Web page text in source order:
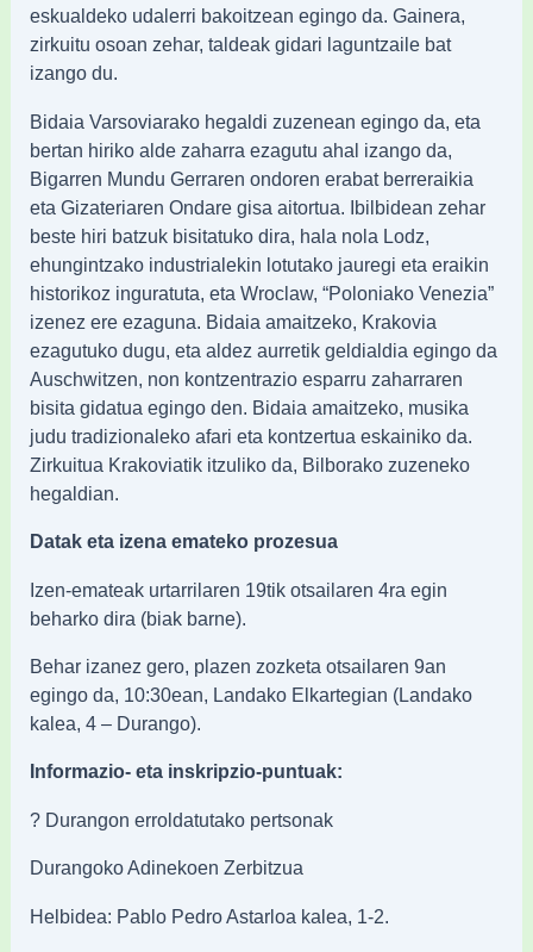
eskualdeko udalerri bakoitzean egingo da. Gainera,
zirkuitu osoan zehar, taldeak gidari laguntzaile bat
izango du.
Bidaia Varsoviarako hegaldi zuzenean egingo da, eta
bertan hiriko alde zaharra ezagutu ahal izango da,
Bigarren Mundu Gerraren ondoren erabat berreraikia
eta Gizateriaren Ondare gisa aitortua. Ibilbidean zehar
beste hiri batzuk bisitatuko dira, hala nola Lodz,
ehungintzako industrialekin lotutako jauregi eta eraikin
historikoz inguratuta, eta Wroclaw, “Poloniako Venezia”
izenez ere ezaguna. Bidaia amaitzeko, Krakovia
ezagutuko dugu, eta aldez aurretik geldialdia egingo da
Auschwitzen, non kontzentrazio esparru zaharraren
bisita gidatua egingo den. Bidaia amaitzeko, musika
judu tradizionaleko afari eta kontzertua eskainiko da.
Zirkuitua Krakoviatik itzuliko da, Bilborako zuzeneko
hegaldian.
Datak eta izena emateko prozesua
Izen-emateak urtarrilaren 19tik otsailaren 4ra egin
beharko dira (biak barne).
Behar izanez gero, plazen zozketa otsailaren 9an
egingo da, 10:30ean, Landako Elkartegian (Landako
kalea, 4 – Durango).
Informazio- eta inskripzio-puntuak:
? Durangon erroldatutako pertsonak
Durangoko Adinekoen Zerbitzua
Helbidea: Pablo Pedro Astarloa kalea, 1-2.